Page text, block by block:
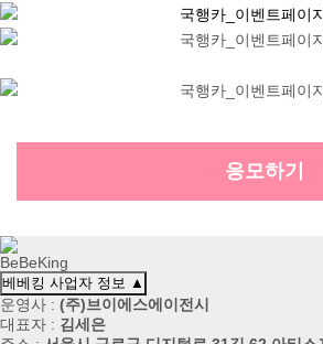
응모하기
베베킹 사업자 정보 ▲
운영사 : (주)브이에스에이전시
대표자 : 김세은